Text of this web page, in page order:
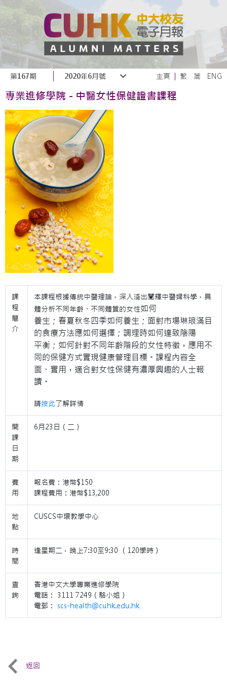
第167期 2020年6月號 主頁 繁 简 ENG
專業進修學院 - 中醫女性保健證書課程
課
程
簡
介
本課程根據傳統中醫理論，深入淺出闡釋中醫婦科學，具
體分析不同年齡、不同體質的女性如何
養生；春夏秋冬四季如何養生；面對市場琳琅滿目
的食療方法應如何選擇；調理時如何達致陰陽
平衡；如何針對不同年齡階段的女性特徵，應用不
同的保健方式實現健康管理目標。課程內容全
面、實用，適合對女性保健有濃厚興趣的人士報
讀。
請按此了解詳情
開
課
日
期
6月23日（二）
費
用
報名費：港幣$150
課程費用：港幣$13,200
地
點
CUSCS中環教學中心
時
間
逢星期二，晚上7:30至9:30 （120學時）
查
詢
香港中文大學專業進修學院
電話： 3111 7249（駱小姐）
電郵： scs-health@cuhk.edu.hk
返回